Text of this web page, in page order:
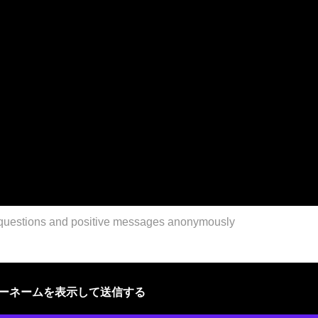
ネームを表示して送信する